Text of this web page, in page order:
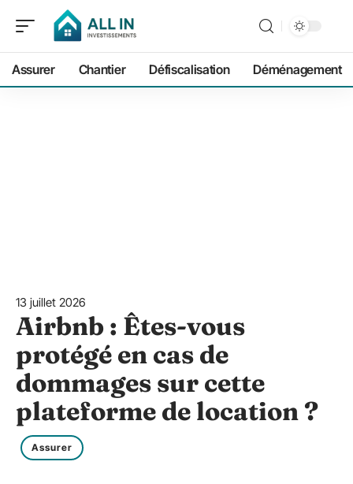
Assurer Chantier Défiscalisation Déménagement
13 juillet 2026
Airbnb : Êtes-vous
protégé en cas de
dommages sur cette
plateforme de location ?
Assurer